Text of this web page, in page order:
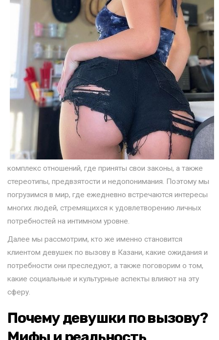
комплекс отношений, где приняты свои законы, а также
стереотипы, предвзятости и недопонимания. Поэтому мы
погрузимся в мир, где ежедневно встречаются интересы
многих людей, стремящихся к удовлетворению личных
потребностей на интимном уровне.
Далее мы рассмотрим, кто же именно становится
клиентом девушек по вызову в Казани, какие ожидания и
потребности они преследуют, а также поговорим о том,
какие социальные и культурные аспекты влияют на эту
сферу.
Почему девушки по вызову?